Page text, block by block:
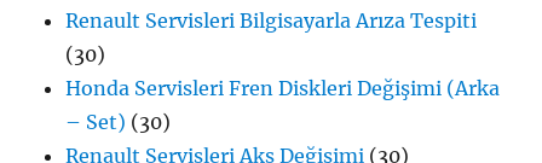
Renault Servisleri Bilgisayarla Arıza Tespiti
(30)
Honda Servisleri Fren Diskleri Değişimi (Arka
– Set) (30)
Renault Servisleri Aks Değişimi (30)